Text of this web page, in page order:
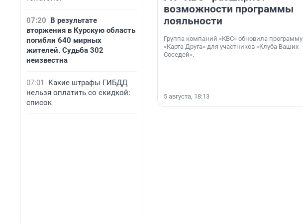
07:20 В результате
вторжения в Курскую область
погибли 640 мирных
жителей. Судьба 302
неизвестна
07:01
Какие штрафы ГИБДД
нельзя оплатить со скидкой:
список
возможности программы
лояльности
Группа компаний «КВС» обновила программу
«Карта Друга» для участников «Клуба Ваших
Соседей».
5 августа, 18:13